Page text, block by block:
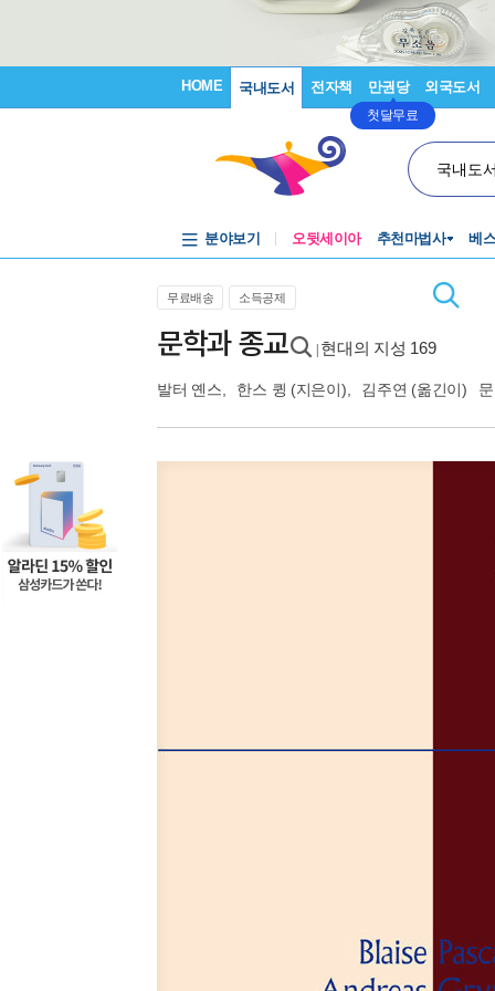
HOME 국내도서 전자책 만권당
첫달무료
외국도서
국내도
분야보기 오뒷세이아 추천마법사 베
무료배송 소득공제
문학과 종교 현대의 지성 169
발터 옌스 한스 큉 (지은이), 김주연 (옮긴이)